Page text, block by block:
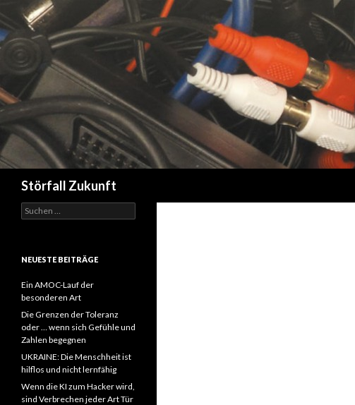
Störfall Zukunft
Suchen
nach:
NEUESTE BEITRÄGE
Ein AMOC-Lauf der
besonderen Art
Die Grenzen der Toleranz
oder … wenn sich Gefühle und
Zahlen begegnen
UKRAINE: Die Menschheit ist
hilflos und nicht lernfähig
Wenn die KI zum Hacker wird,
sind Verbrechen jeder Art Tür